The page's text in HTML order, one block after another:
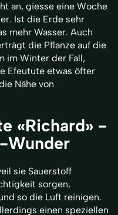
an, giesse eine Woche
Ist die Erde sehr
mehr Wasser. Auch
die Pflanze auf die
im Winter der Fall,
Efeutute etwas öfter
Nähe von
«Richard» -
Wunder
sie Sauerstoff
sorgen,
so die Luft reinigen.
einen speziellen